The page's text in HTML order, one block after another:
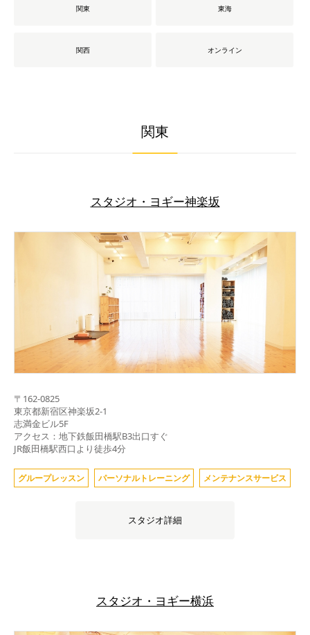
関東 東海
関西 オンライン
関東
スタジオ・ヨギー神楽坂
〒 162-0825
東京都新宿区神楽坂2-1
志満金ビル5F
アクセス：地下鉄飯田橋駅B3出口すぐ
JR飯田橋駅西口より徒歩4分
グループレッスン パーソナルトレーニング メンテナンスサービス
スタジオ詳細
スタジオ・ヨギー横浜